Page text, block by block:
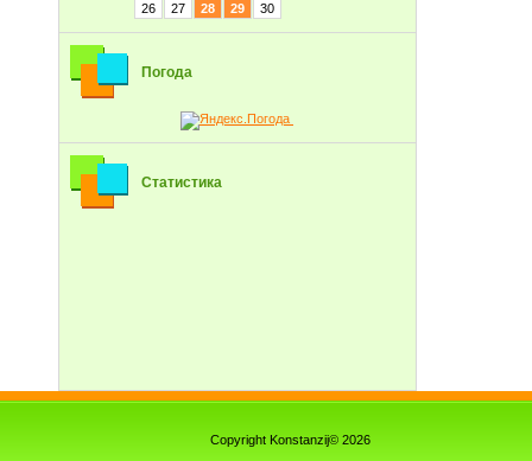
26
27 28 29 30
Погода
Статистика
Copyright Konstanzij© 2026